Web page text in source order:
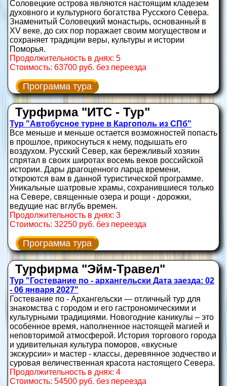
Соловецкие острова являются настоящим кладезем
духовного и культурного богатства Русского Севера.
Знаменитый Соловецкий монастырь, основанный в
XV веке, до сих пор поражает своим могуществом и
сохраняет традиции веры, культуры и истории
Поморья.
Продолжительность в днях: 5
Стоимость: 63700 руб. без переезда
Программа тура
Турфирма "ИТС - Тур"
Тур "Автобусное турне в Каргополь из СПб"
Все меньше и меньше остается возможностей попасть
в прошлое, прикоснуться к нему, подышать его
воздухом. Русский Север, как бережливый хозяин
спрятал в своих широтах восемь веков российской
истории. Дары драгоценного ларца времени,
откроются вам в данной туристической программе.
Уникальные шатровые храмы, сохранившиеся только
на Севере, священные озера и рощи - дорожки,
ведущие нас вглубь времен.
Продолжительность в днях: 3
Стоимость: 32250 руб. без переезда
Программа тура
Турфирма "Эйм-Травел"
Тур "Гостевание по - архангельски Дата заезда: 02
- 06 января 2027"
Гостевание по - Архангельски — отличный тур для
знакомства с городом и его гастрономическими и
культурными традициями. Новогодние каникулы – это
особенное время, наполненное настоящей магией и
неповторимой атмосферой. История торгового города
и удивительная культура поморов, «вкусные
экскурсии» и мастер - классы, деревянное зодчество и
суровая величественная красота настоящего Севера.
Продолжительность в днях: 4
Стоимость: 54500 руб. без переезда